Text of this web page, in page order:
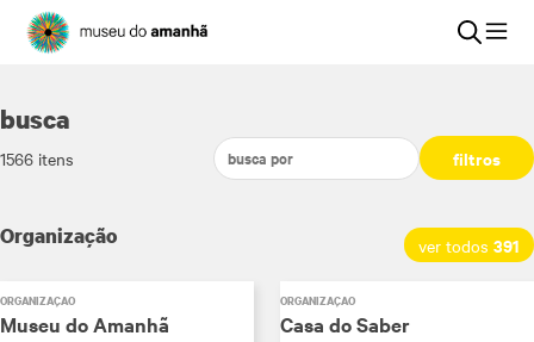
busca
1566 itens filtros
Organização ver todos 391
ORGANIZAÇÃO
Museu do Amanhã
ORGANIZAÇÃO
Casa do Saber